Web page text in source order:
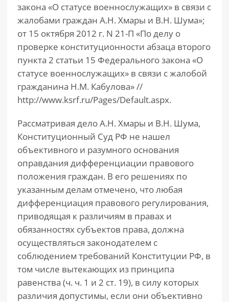
закона «О статусе военнослужащих» в связи с
жалобами граждан А.Н. Хмары и В.Н. Шума»;
от 15 октября 2012 г. N 21-П «По делу о
проверке конституционности абзаца второго
пункта 2 статьи 15 Федерального закона «О
статусе военнослужащих» в связи с жалобой
гражданина Н.М. Кабулова» //
http://www.ksrf.ru/Pages/Default.aspx.
Рассматривая дело А.Н. Хмары и В.Н. Шума,
Конституционный Суд РФ не нашел
объективного и разумного основания
оправдания дифференциации правового
положения граждан. В его решениях по
указанным делам отмечено, что любая
дифференциация правового регулирования,
приводящая к различиям в правах и
обязанностях субъектов права, должна
осуществляться законодателем с
соблюдением требований Конституции РФ, в
том числе вытекающих из принципа
равенства (ч. ч. 1 и 2 ст. 19), в силу которых
различия допустимы, если они объективно